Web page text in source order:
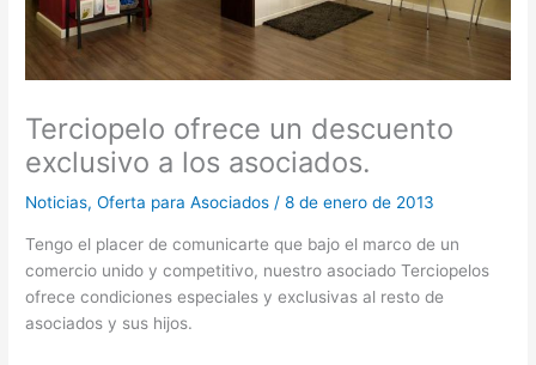
Terciopelo ofrece un descuento
exclusivo a los asociados.
Noticias,Oferta para Asociados /8 de enero de 2013
Tengo el placer de comunicarte que bajo el marco de un
comercio unido y competitivo, nuestro asociado Terciopelos
ofrece condiciones especiales y exclusivas al resto de
asociados y sus hijos.